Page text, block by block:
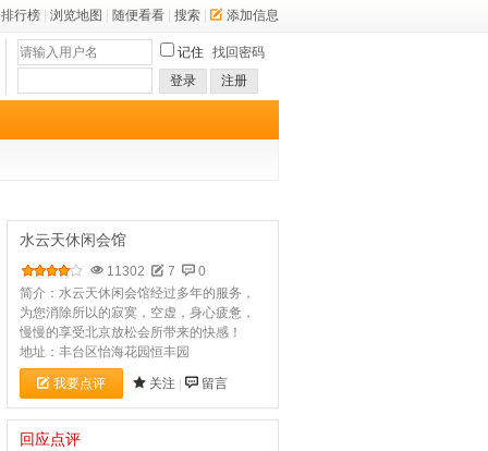
排行榜 浏览地图 随便看看 搜索 添加信息
记住 找回密码
登录
注册
水云天休闲会馆
11302 7
0
简介：水云天休闲会馆​经过多年的服务，
为您消除所以的寂寞，空虚，身心疲惫，
慢慢的享受北京放松会所带来的快感！
地址：丰台区怡海花园恒丰园
我要点评 关注 留言
回应点评